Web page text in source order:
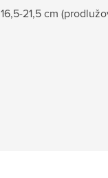
16,5-21,5 cm